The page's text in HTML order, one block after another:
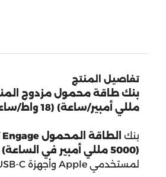
تفاصيل المنتج
مللي أمبير/ساعة) (18 واط/ساعة) - أسود
بنك
(5000 مللي أمبير في الساعة)
لمستخدمي Apple وأجهزة USB-C